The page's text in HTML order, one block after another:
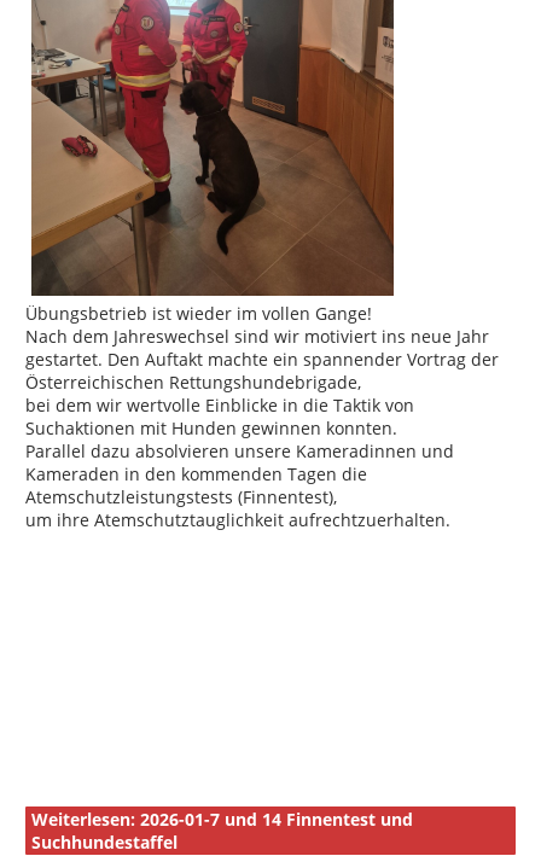
Übungsbetrieb ist wieder im vollen Gange!
Nach dem Jahreswechsel sind wir motiviert ins neue Jahr
gestartet. Den Auftakt machte ein spannender Vortrag der
Österreichischen Rettungshundebrigade,
bei dem wir wertvolle Einblicke in die Taktik von
Suchaktionen mit Hunden gewinnen konnten.
Parallel dazu absolvieren unsere Kameradinnen und
Kameraden in den kommenden Tagen die
Atemschutzleistungstests (Finnentest),
um ihre Atemschutztauglichkeit aufrechtzuerhalten.
Weiterlesen: 2026-01-7 und 14 Finnentest und
Suchhundestaffel